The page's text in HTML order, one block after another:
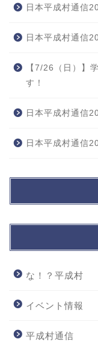
日本平成村通信
日本平成村通信
【7/26（日）】
す！
日本平成村通信
日本平成村通信
な！？平成村
イベント情報
平成村通信